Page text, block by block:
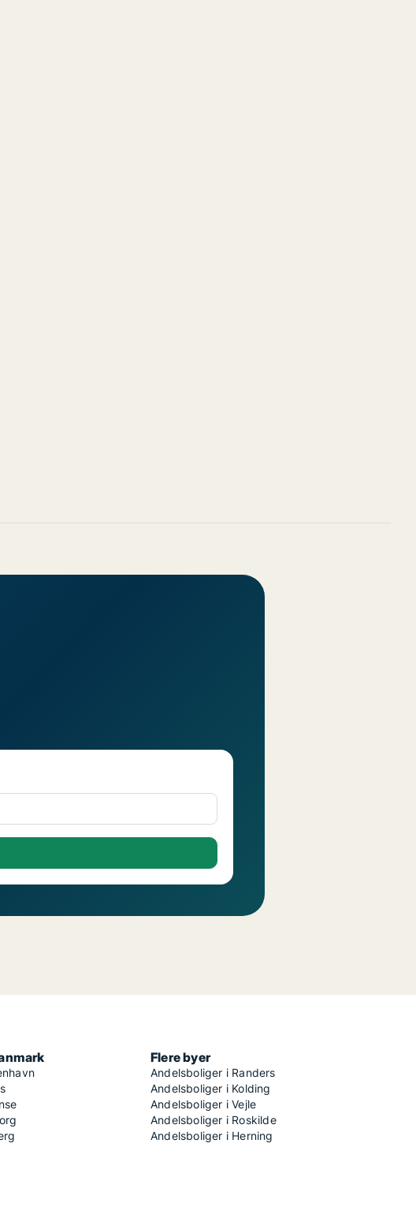
Flere byer
Andelsboliger i Randers
Andelsboliger i Kolding
Andelsboliger i Vejle
Andelsboliger i Roskilde
Andelsboliger i Herning